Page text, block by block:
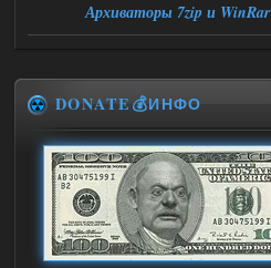
Архиваторы 7zip и WinRar
DONATE💰ИНФО